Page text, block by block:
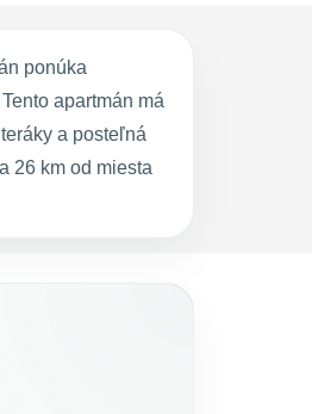
ponúka
apartmán má
a posteľná
26 km od miesta